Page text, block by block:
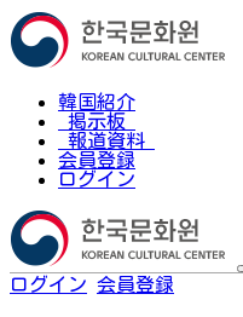
韓国紹介
掲示板
報道資料
会員登録
ログイン
ログイン 会員登録